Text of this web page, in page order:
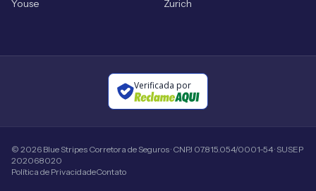
Youse
Zurich
Verificada por
© 2026 Blue Stripes Corretora de Seguros · CNPJ 07.815.054/0001-54 · SUSEP
202068020
Política de PrivacidadeContato